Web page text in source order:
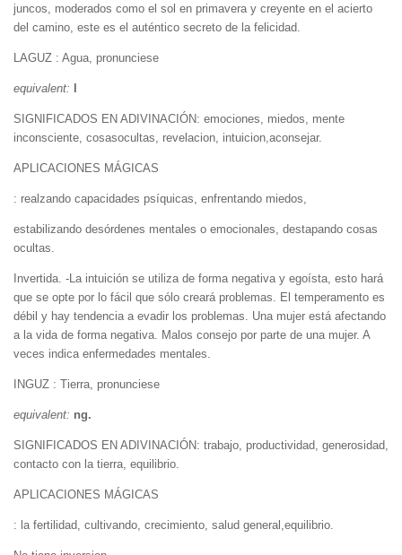
juncos, moderados como el sol en primavera y creyente en el acierto
del camino, este es el auténtico secreto de la felicidad.
LAGUZ : Agua, pronunciese
equivalent: l
SIGNIFICADOS EN ADIVINACIÓN: emociones, miedos, mente
inconsciente, cosasocultas, revelacion, intuicion,aconsejar.
APLICACIONES MÁGICAS
: realzando capacidades psíquicas, enfrentando miedos,
estabilizando desórdenes mentales o emocionales, destapando cosas
ocultas.
Invertida. -La intuición se utiliza de forma negativa y egoísta, esto hará
que se opte por lo fácil que sólo creará problemas. El temperamento es
débil y hay tendencia a evadir los problemas. Una mujer está afectando
a la vida de forma negativa. Malos consejo por parte de una mujer. A
veces indica enfermedades mentales.
INGUZ : Tierra, pronunciese
equivalent: ng.
SIGNIFICADOS EN ADIVINACIÓN: trabajo, productividad, generosidad,
contacto con la tierra, equilibrio.
APLICACIONES MÁGICAS
: la fertilidad, cultivando, crecimiento, salud general,equilibrio.